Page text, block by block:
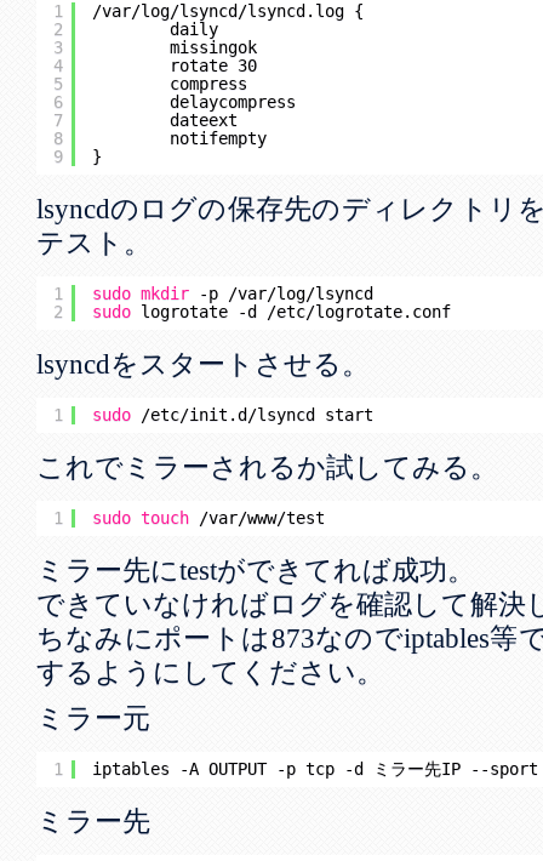
1
2
3
4
5
6
7
8
9
/var/log/lsyncd/lsyncd .log {
daily
missingok
rotate 30
compress
delaycompress
dateext
notifempty
}
lsyncdのログの保存先のディレクトリ
テスト。
1
2
sudo mkdir -p
/var/log/lsyncd
sudo logrotate -d /etc/logrotate.conf
lsyncdをスタートさせる。
1 sudo /etc/init .d /lsyncd start
これでミラーされるか試してみる。
1 sudo touch /var/www/test
ミラー先にtestができてれば成功。
できていなければログを確認して解決
ちなみにポートは873なのでiptables等
するようにしてください。
ミラー元
1 iptables -A OUTPUT -p tcp -d ミラー先IP --sport
ミラー先